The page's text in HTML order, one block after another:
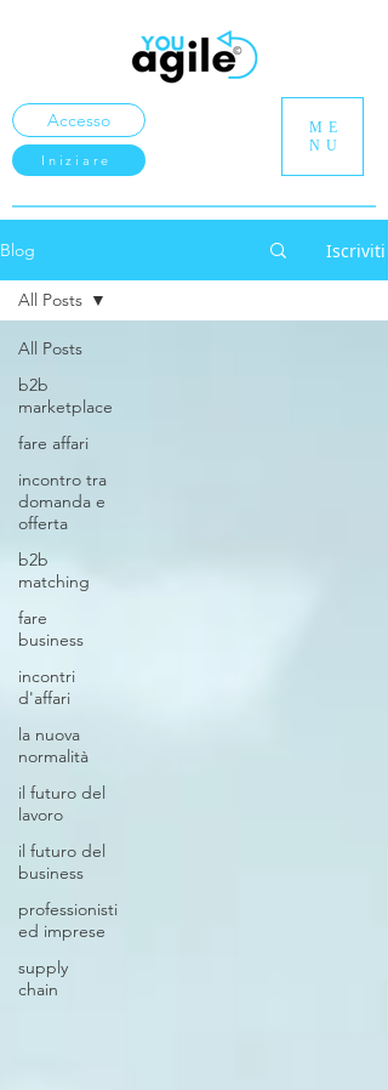
Iniziare
Accesso
ME
NU
Blog Iscriviti
All Posts
b2b
marketplace
fare affari
incontro tra
domanda e
offerta
b2b
matching
fare
business
incontri
d'affari
la nuova
normalità
il futuro del
lavoro
il futuro del
business
professionisti
ed imprese
supply
chain
All Posts